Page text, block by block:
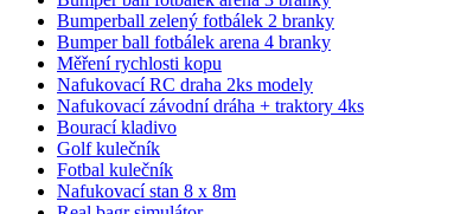
Bumperball zelený fotbálek 2 branky
Bumper ball fotbálek arena 4 branky
Měření rychlosti kopu
Nafukovací RC draha 2ks modely
Nafukovací závodní dráha + traktory 4ks
Bourací kladivo
Golf kulečník
Fotbal kulečník
Nafukovací stan 8 x 8m